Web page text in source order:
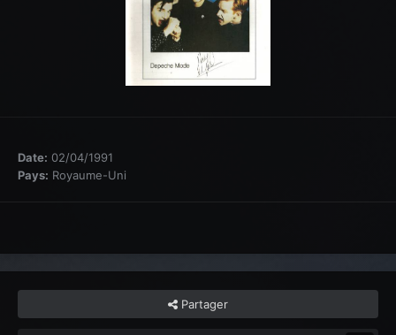
Date: 02/04/1991
Pays: Royaume-Uni
Partager